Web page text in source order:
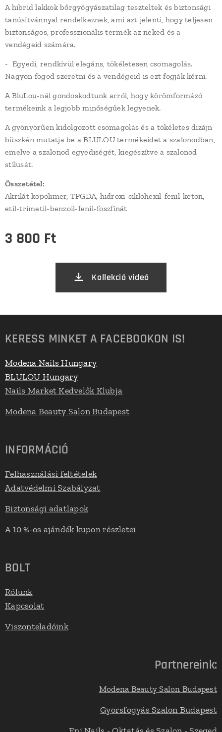
A hibrid lakkok bőrgyógyászatilag teszteltek és biztonsági
tanúsítvánnyal rendelkeznek, ami azt jelenti, hogy teljesen
biztonságos, professzionális termék az neked és a
vendégeid számára.
- Egyedi, rendkívül elegáns, tökéletesen csomagolás.
Nagyon fogod szeretni és a vendégeid is ezt fogják kérni.
A BluLou-nál gondoskodtunk arról, hogy körömformázó
termékeink a legjobb minőségűek legyenek.
A gyönyörűen kidolgozott csomagolás és a tökéletes dizájn
büszkén mutatja be a BLULOU termékeidet a szalonodban,
emelve a szalonod egyediségét, kiegészítve a szalonod
stílusát.
Összetétel:
Akrilát kopolimer, TPGDA, hidroxi-ciklohexil-fenil-keton,
etil-trimetil-benzoil-fenil-foszfinát
3 800 Ft
Kollekció videó
KERESS MINKET A FACEBOOKON IS!
Modena Nails Hungary
BLULOU Hungary
Nails Market Kedvelők Klubja
Modena Beauty Salon Budapest
INFORMÁCIÓ
Felhasználási feltételek
Adatvédelmi Szabályzat
Biztonsági adatlapok
A 10 %-os ajándék kupon részletei
BOLT
Rólunk
Kapcsolat
Viszonteladóink
Partnereink:
Modena Beauty Salon Budapest
Gyorsfogyás Szalon Budapest